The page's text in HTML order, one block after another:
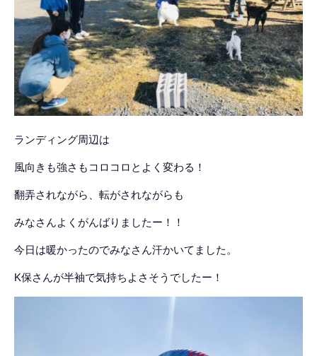
ランディング周辺は
風向きも強さもコロコロとよく変わる！
翻弄されながら、転がされながらも
みなさんよくがんばりましたー！！
今日は暖かったのでみなさん汗かいてました。
K保さんが半袖で気持ちよさそうでしたー！